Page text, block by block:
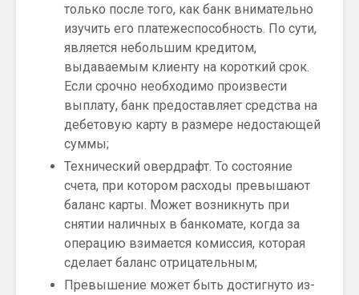
только после того, как банк внимательно
изучить его платежеспособность. По сути,
является небольшим кредитом,
выдаваемым клиенту на короткий срок.
Если срочно необходимо произвести
выплату, банк предоставляет средства на
дебетовую карту в размере недостающей
суммы;
Технический овердрафт. То состояние
счета, при котором расходы превышают
баланс карты. Может возникнуть при
снятии наличных в банкомате, когда за
операцию взимается комиссия, которая
сделает баланс отрицательным;
Превышение может быть достигнуто из-